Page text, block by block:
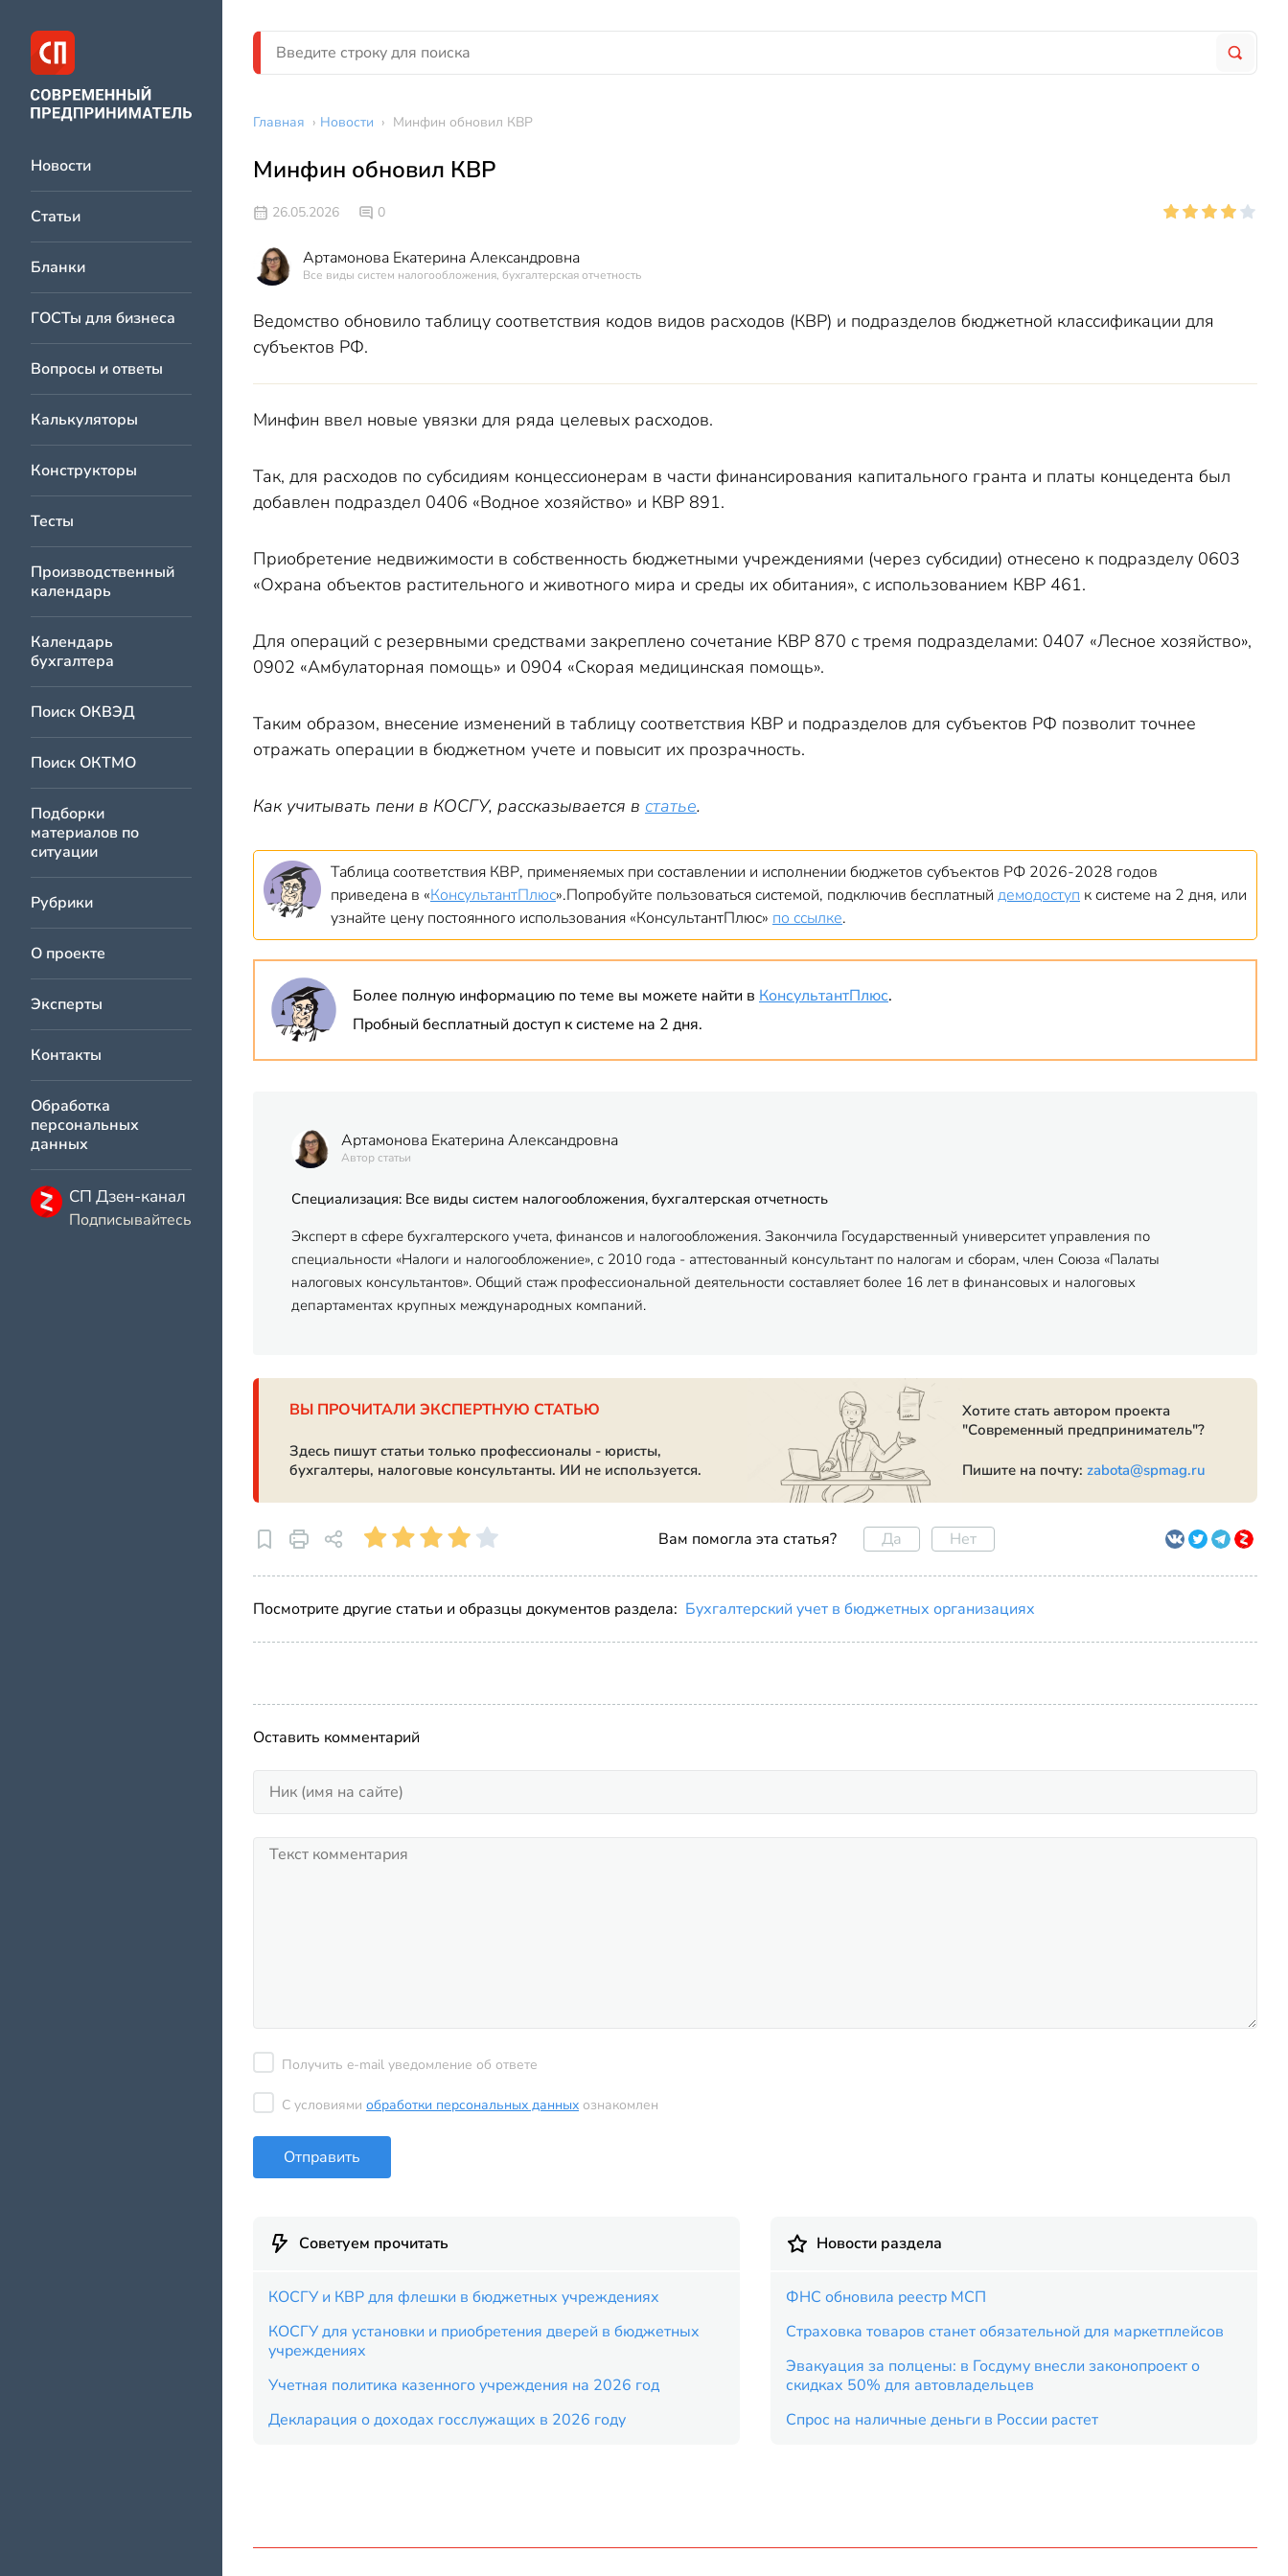
Новости
Статьи
Бланки
ГОСТы для бизнеса
Вопросы и ответы
Калькуляторы
Конструкторы
Тесты
Производственный
календарь
Календарь
бухгалтера
Поиск ОКВЭД
Поиск ОКТМО
Подборки
материалов по
ситуации
Рубрики
О проекте
Эксперты
Контакты
Обработка
персональных
данных
СП Дзен-канал
Подписывайтесь
Главная › Новости › Минфин обновил КВР
Минфин обновил КВР
26.05.2026 0
Артамонова Екатерина Александровна
Все виды систем налогообложения, бухгалтерская отчетность
Ведомство обновило таблицу соответствия кодов видов расходов (КВР) и подразделов бюджетной классификации для
субъектов РФ.
Минфин ввел новые увязки для ряда целевых расходов.
Так, для расходов по субсидиям концессионерам в части финансирования капитального гранта и платы концедента был
добавлен подраздел 0406 «Водное хозяйство» и КВР 891.
Приобретение недвижимости в собственность бюджетными учреждениями (через субсидии) отнесено к подразделу 0603
«Охрана объектов растительного и животного мира и среды их обитания», с использованием КВР 461.
Для операций с резервными средствами закреплено сочетание КВР 870 с тремя подразделами: 0407 «Лесное хозяйство»,
0902 «Амбулаторная помощь» и 0904 «Скорая медицинская помощь».
Таким образом, внесение изменений в таблицу соответствия КВР и подразделов для субъектов РФ позволит точнее
отражать операции в бюджетном учете и повысит их прозрачность.
Как учитывать пени в КОСГУ, рассказывается в статье.
Таблица соответствия КВР, применяемых при составлении и исполнении бюджетов субъектов РФ 2026-2028 годов
приведена в «КонсультантПлюс».Попробуйте пользоваться системой, подключив бесплатный демодоступ к системе на 2 дня, или
узнайте цену постоянного использования «КонсультантПлюс» по ссылке.
Более полную информацию по теме вы можете найти в КонсультантПлюс.
Пробный бесплатный доступ к системе на 2 дня.
Артамонова Екатерина Александровна
Автор статьи
Специализация: Все виды систем налогообложения, бухгалтерская отчетность
Эксперт в сфере бухгалтерского учета, финансов и налогообложения. Закончила Государственный университет управления по
специальности «Налоги и налогообложение», с 2010 года - аттестованный консультант по налогам и сборам, член Союза «Палаты
налоговых консультантов». Общий стаж профессиональной деятельности составляет более 16 лет в финансовых и налоговых
департаментах крупных международных компаний.
ВЫ ПРОЧИТАЛИ ЭКСПЕРТНУЮ СТАТЬЮ
Здесь пишут статьи только профессионалы - юристы,
бухгалтеры, налоговые консультанты. ИИ не используется.
Хотите стать автором проекта
"Современный предприниматель"?
Пишите на почту:zabota@spmag.ru
Вам помогла эта статья? Да Нет
Посмотрите другие статьи и образцы документов раздела: Бухгалтерский учет в бюджетных организациях
Оставить комментарий
Получить e-mail уведомление об ответе
С условиями обработки персональных данных ознакомлен
Отправить
Советуем прочитать
КОСГУ и КВР для флешки в бюджетных учреждениях
КОСГУ для установки и приобретения дверей в бюджетных
учреждениях
Учетная политика казенного учреждения на 2026 год
Декларация о доходах госслужащих в 2026 году
Новости раздела
ФНС обновила реестр МСП
Страховка товаров станет обязательной для маркетплейсов
Эвакуация за полцены: в Госдуму внесли законопроект о
скидках 50% для автовладельцев
Спрос на наличные деньги в России растет